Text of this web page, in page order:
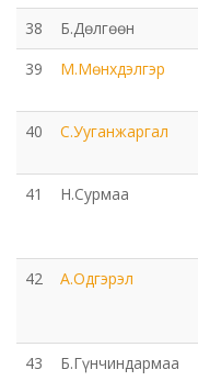
38 Б.Дөлгөөн
39
М.Мөнхдэлгэр
40 С.Ууганжаргал
41 Н.Сурмаа
42 А.Одгэрэл
43 Б.Гүнчиндармаа